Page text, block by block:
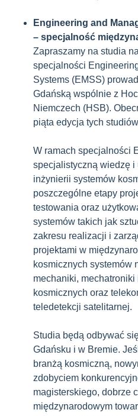
Engineering and
– specjalność
Zapraszamy na studia
specjalności
Systems (EMSS)
Gdańską wspólnie z
Niemczech (HSB).
piąta edycja tych
W ramach specjalności
specjalistyczną wiedzę i
inżynierii systemów
poszczególne etapy
testowania oraz
systemów takich jak
zakresu realizacji i
projektami w
kosmicznych systemów
mechaniki,
kosmicznych oraz
teledetekcji satelitarnej.
Studia będą odbywać
Gdańsku i w Bremie.
branżą kosmiczną,
zdobyciem
magisterskiego, dobrze
międzynarodowym